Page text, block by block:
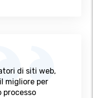
di siti web,
migliore per
processo